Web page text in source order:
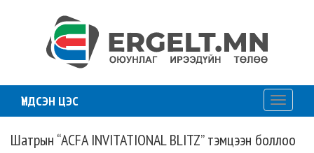
ҮНДСЭН ЦЭС
Toggle
Шатрын “ACFA INVITATIONAL BLITZ” тэмцээн боллоо